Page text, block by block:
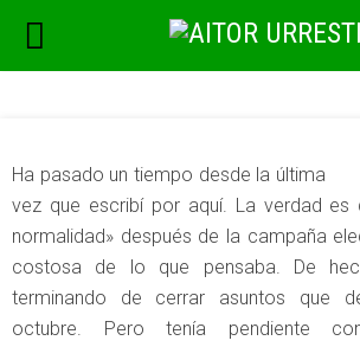
Ha pasado un tiempo desde la última
vez que escribí por aquí. La verdad es
normalidad» después de la campaña
costosa de lo que pensaba. De
terminando de cerrar asuntos que
octubre. Pero tenía pendiente